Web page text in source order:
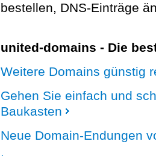
bestellen, DNS-Einträge
united-domains - Die
Weitere Domains günstig
Gehen Sie einfach und
Baukasten
Neue Domain-Endungen